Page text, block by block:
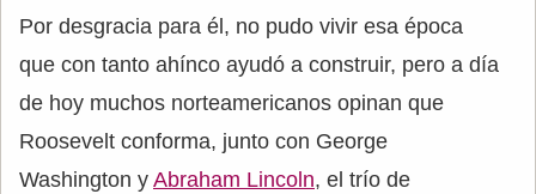
Por desgracia para él, no pudo vivir esa época
que con tanto ahínco ayudó a construir, pero a día
de hoy muchos norteamericanos opinan que
Roosevelt conforma, junto con George
Washington y Abraham Lincoln, el trío de